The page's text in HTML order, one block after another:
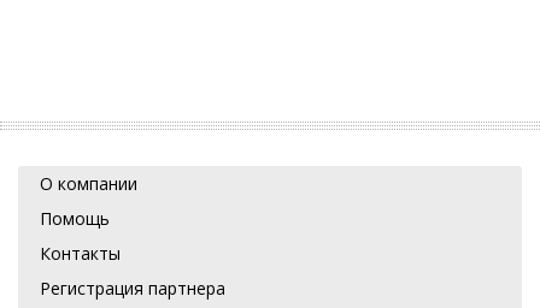
О компании
Помощь
Контакты
Регистрация партнера